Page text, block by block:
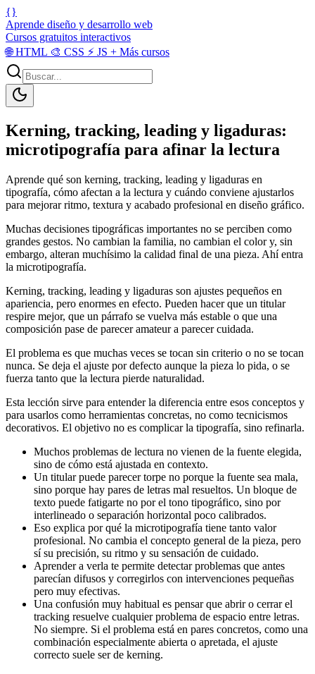
{}
Aprende diseño y desarrollo web
Cursos gratuitos interactivos
🌐HTML 🎨 CSS ⚡ JS + Más cursos
Kerning, tracking, leading y ligaduras:
microtipografía para afinar la lectura
Aprende qué son kerning, tracking, leading y ligaduras en
tipografía, cómo afectan a la lectura y cuándo conviene ajustarlos
para mejorar ritmo, textura y acabado profesional en diseño gráfico.
Muchas decisiones tipográficas importantes no se perciben como
grandes gestos. No cambian la familia, no cambian el color y, sin
embargo, alteran muchísimo la calidad final de una pieza. Ahí entra
la microtipografía.
Kerning, tracking, leading y ligaduras son ajustes pequeños en
apariencia, pero enormes en efecto. Pueden hacer que un titular
respire mejor, que un párrafo se vuelva más estable o que una
composición pase de parecer amateur a parecer cuidada.
El problema es que muchas veces se tocan sin criterio o no se tocan
nunca. Se deja el ajuste por defecto aunque la pieza lo pida, o se
fuerza tanto que la lectura pierde naturalidad.
Esta lección sirve para entender la diferencia entre esos conceptos y
para usarlos como herramientas concretas, no como tecnicismos
decorativos. El objetivo no es complicar la tipografía, sino refinarla.
Muchos problemas de lectura no vienen de la fuente elegida,
sino de cómo está ajustada en contexto.
Un titular puede parecer torpe no porque la fuente sea mala,
sino porque hay pares de letras mal resueltos. Un bloque de
texto puede fatigarte no por el tono tipográfico, sino por
interlineado o separación horizontal poco calibrados.
Eso explica por qué la microtipografía tiene tanto valor
profesional. No cambia el concepto general de la pieza, pero
sí su precisión, su ritmo y su sensación de cuidado.
Aprender a verla te permite detectar problemas que antes
parecían difusos y corregirlos con intervenciones pequeñas
pero muy efectivas.
Una confusión muy habitual es pensar que abrir o cerrar el
tracking resuelve cualquier problema de espacio entre letras.
No siempre. Si el problema está en pares concretos, como una
combinación especialmente abierta o apretada, el ajuste
correcto suele ser de kerning.